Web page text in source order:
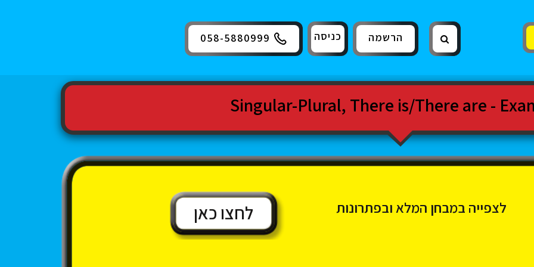
הרשמה כניסה 058-5880999
לצפייה במבחן המלא ובפתרונות לחצו כאן